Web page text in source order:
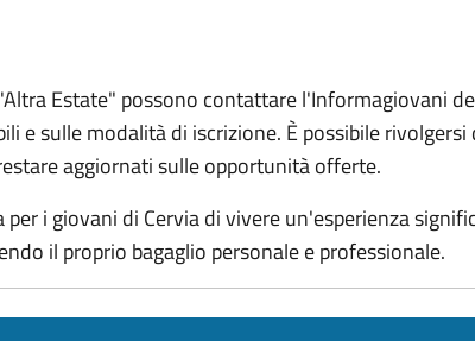
Estate" possono contattare l'Informagiovani
e sulle modalità di iscrizione. È possibile
aggiornati sulle opportunità offerte.
i giovani di Cervia di vivere un'esperienza
il proprio bagaglio personale e professionale.